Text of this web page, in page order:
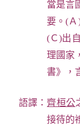
當是言
要。(Ａ
(Ｃ)出
理國家
書》，
語譯：齊桓公
接待的